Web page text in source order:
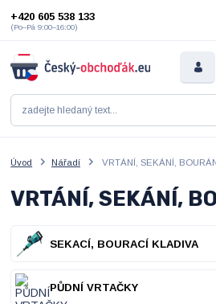
+420 605 538 133
(Po–Pá 9:00–16:00)
Úvod Nářadí VRTÁNÍ, SEKÁNÍ,
VRTÁNÍ, SEKÁNÍ,
SEKACÍ, BOURACÍ KLADIVA
PŮDNÍ VRTAČKY